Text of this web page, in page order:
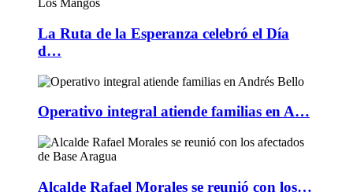
La Ruta de la Esperanza celebró el Día
d…
Operativo integral atiende familias en A…
Alcalde Rafael Morales se reunió con los…